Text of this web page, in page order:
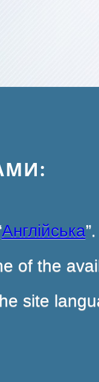
Англійська
of the
site